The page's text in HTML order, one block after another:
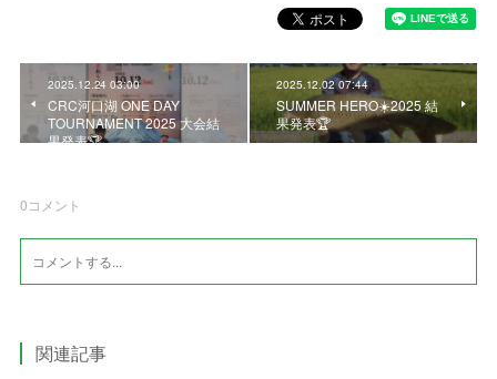
2025.12.24 03:00
CRC河口湖 ONE DAY
TOURNAMENT 2025 大会結
果発表🏆
2025.12.02 07:44
SUMMER HERO☀️2025 結
果発表🏆
0コメント
関連記事